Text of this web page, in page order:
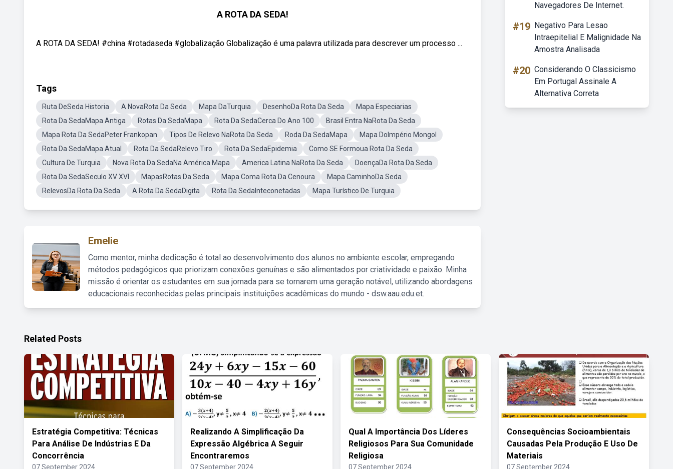
A ROTA DA SEDA!
A ROTA DA SEDA! #china #rotadaseda #globalização Globalização é uma palavra utilizada para descrever um processo ...
Tags
Ruta DeSeda Historia A NovaRota Da Seda Mapa DaTurquia DesenhoDa Rota Da Seda
Mapa Especiarias
Rota Da SedaMapa Antiga
Rotas Da SedaMapa Rota Da SedaCerca Do Ano 100
Brasil Entra NaRota Da Seda
Mapa Rota Da SedaPeter Frankopan
Tipos De Relevo NaRota Da Seda Roda Da SedaMapa
Mapa DoImpério Mongol
Rota Da SedaMapa Atual
Rota Da SedaRelevo Tiro Rota Da SedaEpidemia
Como SE Formoua Rota Da Seda
Cultura De Turquia
Nova Rota Da SedaNa América Mapa America Latina NaRota Da Seda
DoençaDa Rota Da Seda
Rota Da SedaSeculo XV XVI
MapasRotas Da Seda Mapa Coma Rota Da Cenoura
Mapa CaminhoDa Seda
RelevosDa Rota Da Seda
A Rota Da SedaDigita Rota Da SedaInteconetadas Mapa Turístico De Turquia
Emelie
Como mentor, minha dedicação é total ao desenvolvimento dos alunos no ambiente escolar, empregando
métodos pedagógicos que priorizam conexões genuínas e são alimentados por criatividade e paixão. Minha
missão é orientar os estudantes em sua jornada para se tornarem uma geração notável, utilizando abordagens
educacionais reconhecidas pelas principais instituições acadêmicas do mundo - dsw.aau.edu.et.
Navegadores De Internet.
#19 Negativo Para Lesao
Intraepitelial E Malignidade Na
Amostra Analisada
#20 Considerando O Classicismo
Em Portugal Assinale A
Alternativa Correta
Related Posts
Estratégia Competitiva: Técnicas
Para Análise De Indústrias E Da
Concorrência
07 September 2024
Realizando A Simplificação Da
Expressão Algébrica A Seguir
Encontraremos
07 September 2024
Qual A Importância Dos Líderes
Religiosos Para Sua Comunidade
Religiosa
07 September 2024
Consequências Socioambientais
Causadas Pela Produção E Uso De
Materiais
07 September 2024